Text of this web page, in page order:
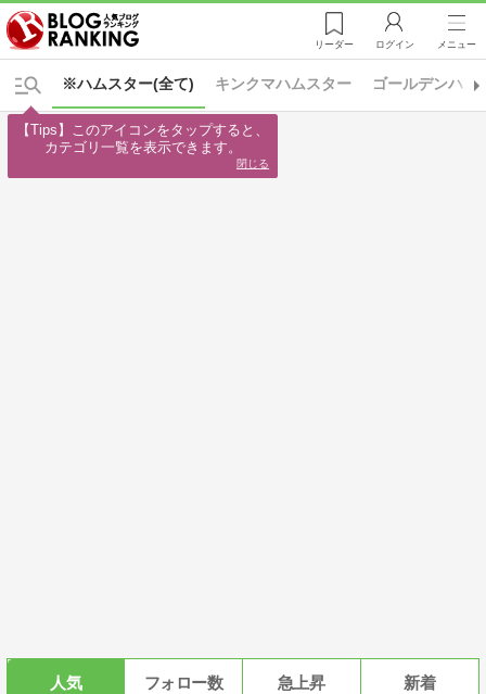
リーダー ログイン メニュー
※ハムスター(全て) キンクマハムスター ゴールデンハム
人気 フォロー数 急上昇 新着
【Tips】このアイコンをタップすると、
カテゴリ一覧を表示できます。
閉じる